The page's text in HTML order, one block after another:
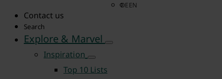
DEEN
Contact us
Search
Explore & Marvel
Inspiration
Top 10 Lists